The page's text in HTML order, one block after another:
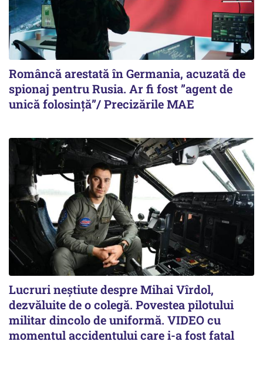
Româncă arestată în Germania, acuzată de
spionaj pentru Rusia. Ar fi fost ”agent de
unică folosință”/ Precizările MAE
Lucruri neștiute despre Mihai Vîrdol,
dezvăluite de o colegă. Povestea pilotului
militar dincolo de uniformă. VIDEO cu
momentul accidentului care i-a fost fatal